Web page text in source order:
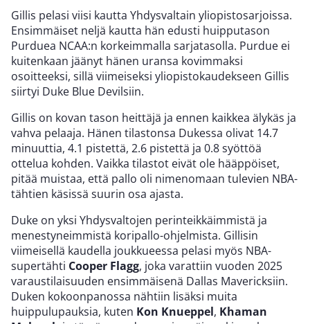
Gillis pelasi viisi kautta Yhdysvaltain yliopistosarjoissa.
Ensimmäiset neljä kautta hän edusti huipputason
Purduea NCAA:n korkeimmalla sarjatasolla. Purdue ei
kuitenkaan jäänyt hänen uransa kovimmaksi
osoitteeksi, sillä viimeiseksi yliopistokaudekseen Gillis
siirtyi Duke Blue Devilsiin.
Gillis on kovan tason heittäjä ja ennen kaikkea älykäs ja
vahva pelaaja. Hänen tilastonsa Dukessa olivat 14.7
minuuttia, 4.1 pistettä, 2.6 pistettä ja 0.8 syöttöä
ottelua kohden. Vaikka tilastot eivät ole hääppöiset,
pitää muistaa, että pallo oli nimenomaan tulevien NBA-
tähtien käsissä suurin osa ajasta.
Duke on yksi Yhdysvaltojen perinteikkäimmistä ja
menestyneimmistä koripallo-ohjelmista. Gillisin
viimeisellä kaudella joukkueessa pelasi myös NBA-
supertähti Cooper Flagg, joka varattiin vuoden 2025
varaustilaisuuden ensimmäisenä Dallas Mavericksiin.
Duken kokoonpanossa nähtiin lisäksi muita
huippulupauksia, kuten Kon Knueppel, Khaman